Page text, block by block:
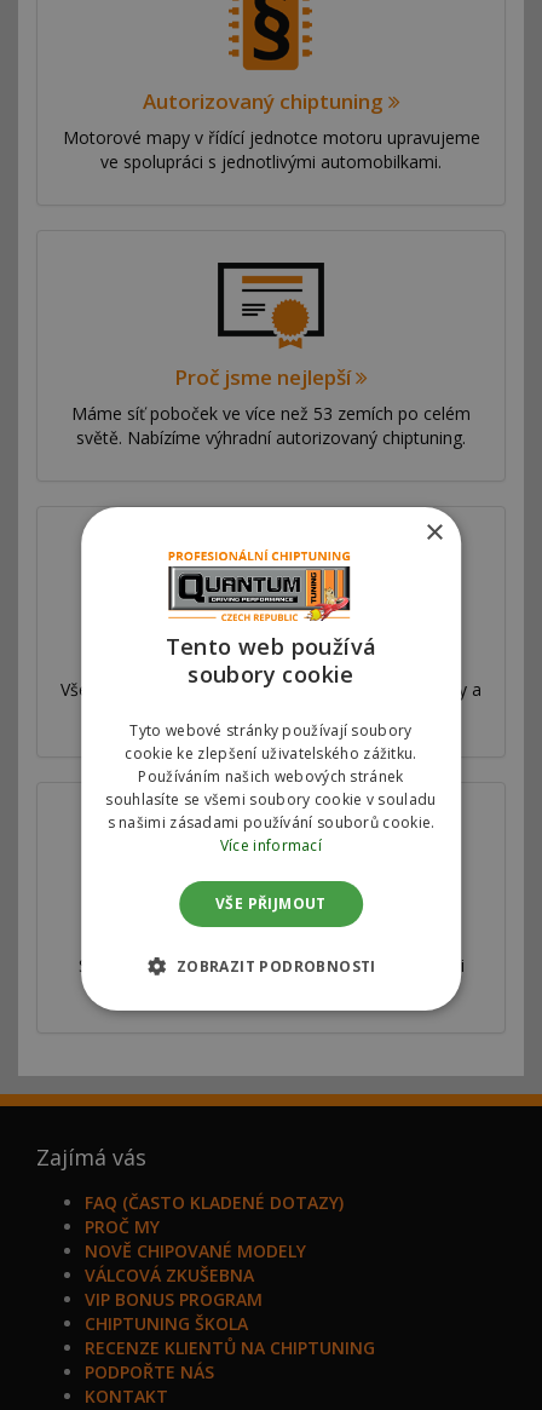
Autorizovaný chiptuning
Motorové mapy v řídící jednotce motoru upravujeme
ve spolupráci s jednotlivými automobilkami.
Proč jsme nejlepší
Máme síť poboček ve více než 53 zemích po celém
světě. Nabízíme výhradní autorizovaný chiptuning.
Válcová zkušebna
Všechny naše úpravy jsou velmi důkladně testovány a
Spolupracujeme
Splupracujeme s autorizovanými servisy, prodejci
Zajímá vás
FAQ (ČASTO KLADENÉ DOTAZY)
PROČ MY
NOVĚ CHIPOVANÉ MODELY
VÁLCOVÁ ZKUŠEBNA
VIP BONUS PROGRAM
CHIPTUNING ŠKOLA
RECENZE KLIENTŮ NA CHIPTUNING
PODPOŘTE NÁS
KONTAKT
×
Tento web používá
soubory cookie
Tyto webové stránky používají soubory
cookie ke zlepšení uživatelského zážitku.
Používáním našich webových stránek
souhlasíte se všemi soubory cookie v souladu
s našimi zásadami používání souborů cookie.
Více informací
VŠE PŘIJMOUT
ZOBRAZIT PODROBNOSTI